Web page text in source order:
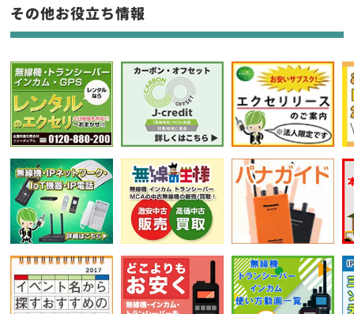
選択条件をリセット
その他お役立ち情報